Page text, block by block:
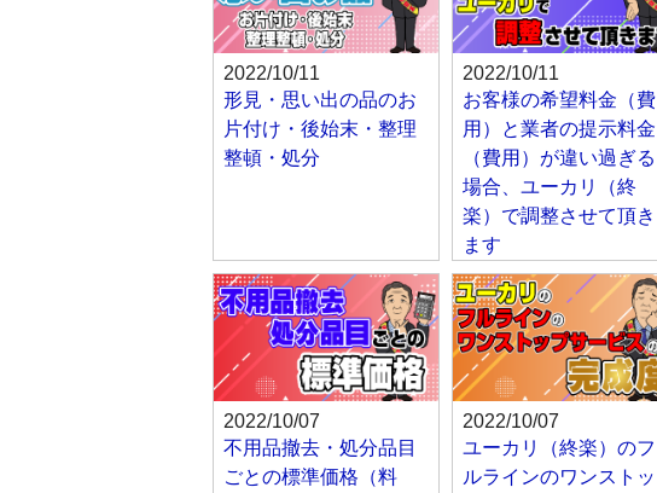
2022/10/11
形見・思い出の品のお
片付け・後始末・整理
整頓・処分
2022/10/11
お客様の希望料金（費
用）と業者の提示料金
（費用）が違い過ぎる
場合、ユーカリ（終
楽）で調整させて頂き
ます
2022/10/07
不用品撤去・処分品目
ごとの標準価格（料
2022/10/07
ユーカリ（終楽）のフ
ルラインのワンストッ